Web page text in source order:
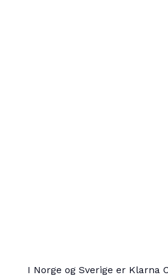
I Norge og Sverige er